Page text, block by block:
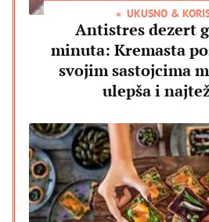
UKUSNO &
Antistres dezert
minuta: Kremasta
svojim sastojcima
ulepša i